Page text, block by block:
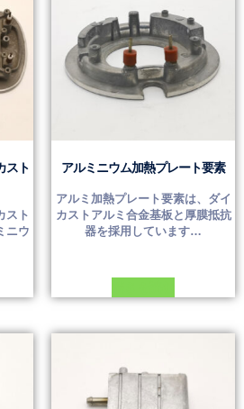
スト
スト
ニウ
アルミニウム加熱プレート要素
アルミ加熱プレート要素は、ダイ
カストアルミ合金基板と厚膜抵抗
器を採用しています…